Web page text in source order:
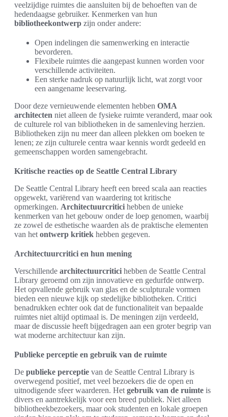
veelzijdige ruimtes die aansluiten bij de behoeften van de
hedendaagse gebruiker. Kenmerken van hun
bibliotheekontwerp zijn onder andere:
Open indelingen die samenwerking en interactie
bevorderen.
Flexibele ruimtes die aangepast kunnen worden voor
verschillende activiteiten.
Een sterke nadruk op natuurlijk licht, wat zorgt voor
een aangename leeservaring.
Door deze vernieuwende elementen hebben OMA
architecten niet alleen de fysieke ruimte veranderd, maar ook
de culturele rol van bibliotheken in de samenleving herzien.
Bibliotheken zijn nu meer dan alleen plekken om boeken te
lenen; ze zijn culturele centra waar kennis wordt gedeeld en
gemeenschappen worden samengebracht.
Kritische reacties op de Seattle Central Library
De Seattle Central Library heeft een breed scala aan reacties
opgewekt, variërend van waardering tot kritische
opmerkingen. Architectuurcritici hebben de unieke
kenmerken van het gebouw onder de loep genomen, waarbij
ze zowel de esthetische waarden als de praktische elementen
van het ontwerp kritiek hebben gegeven.
Architectuurcritici en hun mening
Verschillende architectuurcritici hebben de Seattle Central
Library geroemd om zijn innovatieve en gedurfde ontwerp.
Het opvallende gebruik van glas en de sculpturale vormen
bieden een nieuwe kijk op stedelijke bibliotheken. Critici
benadrukken echter ook dat de functionaliteit van bepaalde
ruimtes niet altijd optimaal is. De meningen zijn verdeeld,
maar de discussie heeft bijgedragen aan een groter begrip van
wat moderne architectuur kan zijn.
Publieke perceptie en gebruik van de ruimte
De publieke perceptie van de Seattle Central Library is
overwegend positief, met veel bezoekers die de open en
uitnodigende sfeer waarderen. Het gebruik van de ruimte is
divers en aantrekkelijk voor een breed publiek. Niet alleen
bibliotheekbezoekers, maar ook studenten en lokale groepen